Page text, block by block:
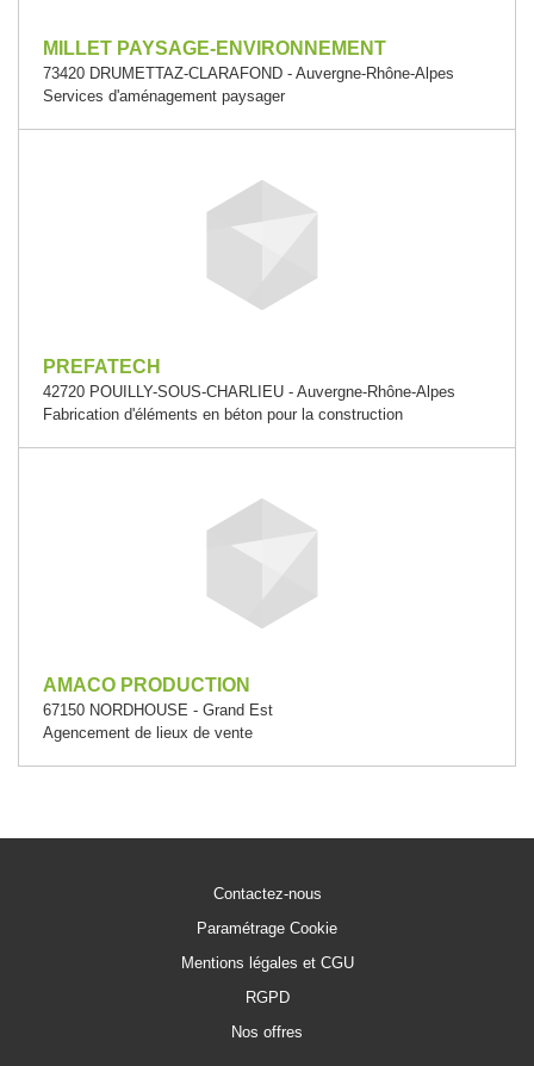
MILLET PAYSAGE-ENVIRONNEMENT
73420 DRUMETTAZ-CLARAFOND - Auvergne-Rhône-Alpes
Services d'aménagement paysager
PREFATECH
42720 POUILLY-SOUS-CHARLIEU - Auvergne-Rhône-Alpes
Fabrication d'éléments en béton pour la construction
AMACO PRODUCTION
67150 NORDHOUSE - Grand Est
Agencement de lieux de vente
Contactez-nous
Paramétrage Cookie
Mentions légales et CGU
RGPD
Nos offres